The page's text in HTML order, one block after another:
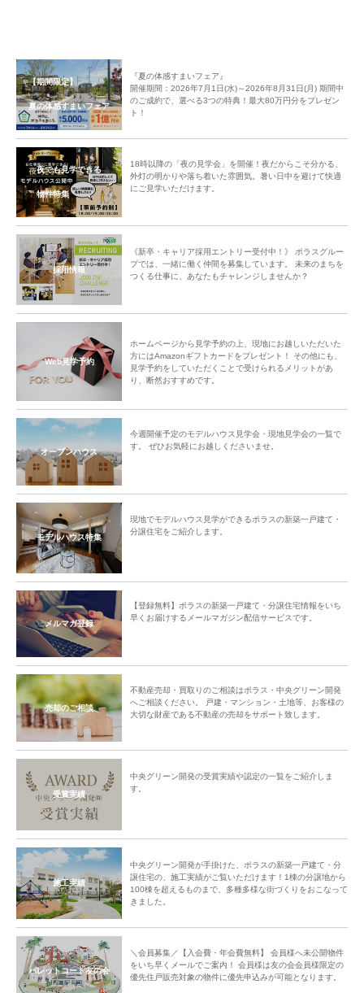
【期間限定】
夏の体感すまいフェア
『夏の体感すまいフェア』
開催期間：2026年7月1日(水)～2026年8月31日(月) 期間中
のご成約で、選べる3つの特典！最大80万円分をプレゼン
ト！
夜でも見学できる
物件特集
18時以降の「夜の見学会」を開催！夜だからこそ分かる、
外灯の明かりや落ち着いた雰囲気。暑い日中を避けて快適
にご見学いただけます。
採用情報
《新卒・キャリア採用エントリー受付中！》 ポラスグルー
プでは、一緒に働く仲間を募集しています。 未来のまちを
つくる仕事に、あなたもチャレンジしませんか？
Web見学予約
ホームページから見学予約の上、現地にお越しいただいた
方にはAmazonギフトカードをプレゼント！ その他にも、
見学予約をしていただくことで受けられるメリットがあ
り、断然おすすめです。
オープンハウス
今週開催予定のモデルハウス見学会・現地見学会の一覧で
す。 ぜひお気軽にお越しくださいませ。
モデルハウス特集
現地でモデルハウス見学ができるポラスの新築一戸建て・
分譲住宅をご紹介します。
メルマガ登録
【登録無料】ポラスの新築一戸建て・分譲住宅情報をいち
早くお届けするメールマガジン配信サービスです。
売却のご相談
不動産売却・買取りのご相談はポラス・中央グリーン開発
へご相談ください。 戸建・マンション・土地等、お客様の
大切な財産である不動産の売却をサポート致します。
受賞実績
中央グリーン開発の受賞実績や認定の一覧をご紹介しま
す。
施工実績
中央グリーン開発が手掛けた、ポラスの新築一戸建て・分
譲住宅の、施工実績がご覧いただけます！1棟の分譲地から
100棟を超えるものまで、多種多様な街づくりをおこなって
きました。
パレットコート友の会
＼会員募集／【入会費・年会費無料】 会員様へ未公開物件
をいち早くメールでご案内！ 会員様は友の会会員様限定の
優先住戸販売対象の物件に優先申込みが可能となります。